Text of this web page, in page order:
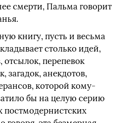
смерти, Пальма говорит
книгу, пусть и весьма
столько идей,
перепевок
загадок, анекдотов,
которой кому-
бы на целую серию